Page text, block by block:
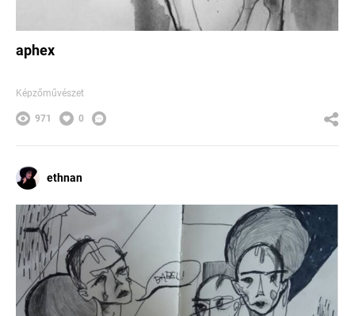
aphex
Képzőművészet
971 0
ethnan